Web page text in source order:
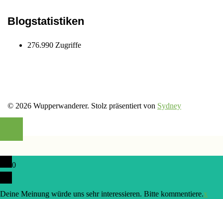
Blogstatistiken
276.990 Zugriffe
© 2026 Wupperwanderer. Stolz präsentiert von Sydney
0
Deine Meinung würde uns sehr interessieren. Bitte kommentiere.x